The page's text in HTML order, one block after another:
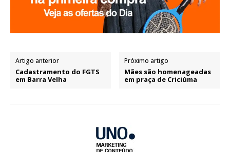
Artigo anterior
Cadastramento do FGTS
em Barra Velha
Próximo artigo
Mães são homenageadas
em praça de Criciúma